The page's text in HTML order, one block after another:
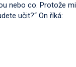
nebo co. Protože mi
učit?“ On říká: